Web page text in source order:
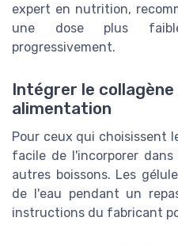
expert en nutrition,
une dose plus
progressivement.
Intégrer le
alimentation
Pour ceux qui choisissent
facile de l'incorporer
autres boissons. Les
de l'eau pendant un
instructions du fabricant